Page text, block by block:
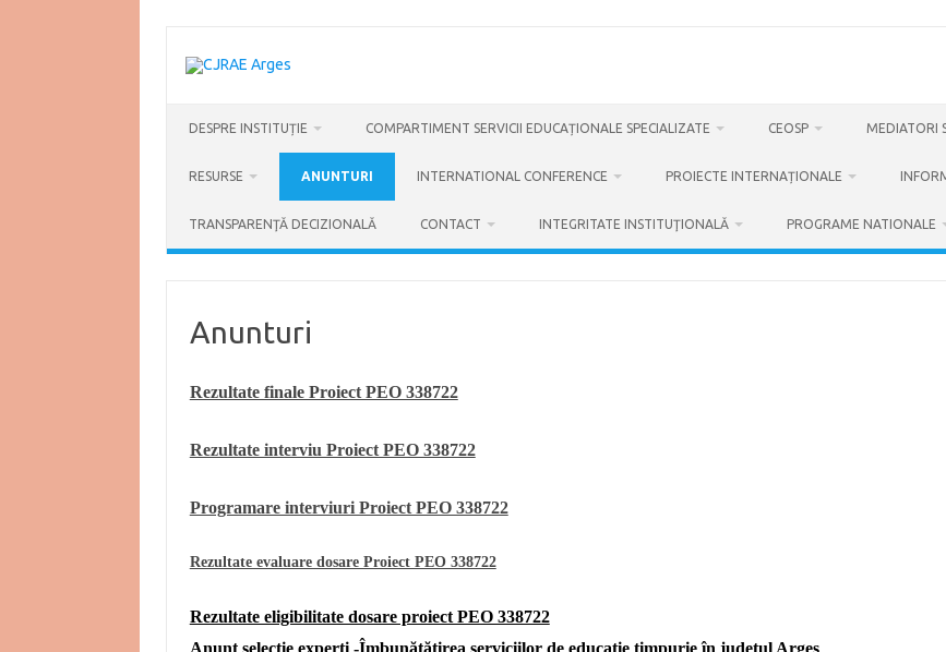
content
DESPRE INSTITUȚIE COMPARTIMENT SERVICII EDUCAȚIONALE SPECIALIZATE CEOSP MEDIATORI
RESURSE ANUNTURI INTERNATIONAL CONFERENCE PROIECTE INTERNAȚIONALE
TRANSPARENŢĂ DECIZIONALĂ CONTACT INTEGRITATE INSTITUŢIONALĂ PROGRAME NATIONALE
Anunturi
Rezultate finale Proiect PEO 338722
Rezultate interviu Proiect PEO 338722
Programare interviuri Proiect PEO 338722
Rezultate evaluare dosare Proiect PEO 338722
Rezultate eligibilitate dosare proiect PEO 338722
Anunț selecție experți -Îmbunătățirea serviciilor de educație timpurie în județul Argeș